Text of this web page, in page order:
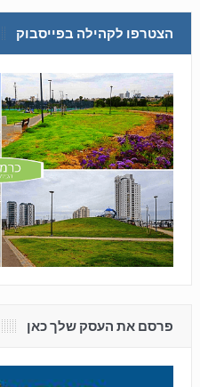
הצטרפו לקהילה בפייסבוק
פרסם את העסק שלך כאן